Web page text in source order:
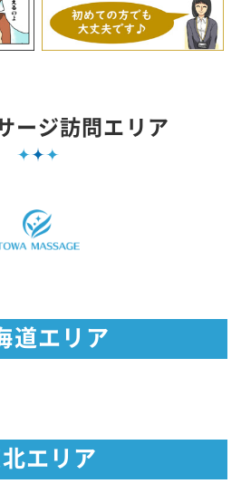
ージ訪問エリア
海道エリア
東北エリア